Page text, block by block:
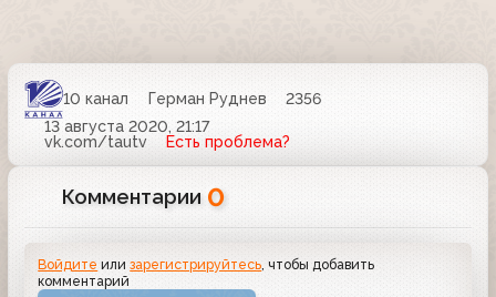
10 канал Герман Руднев
2356
13 августа 2020, 21:17
vk.com/tautv
Есть проблема?
Комментарии 0
Войдите илизарегистрируйтесь , чтобы добавить
комментарий